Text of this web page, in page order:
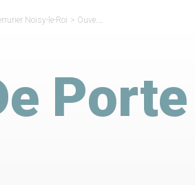
Noisy-le-Roi > Ouverture de Porte Noisy-le-Roi
Porte